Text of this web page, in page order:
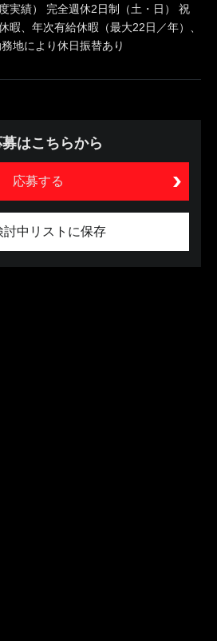
実績） 完全週休2日制（土・日） 祝
暇、年次有給休暇（最大22日／年）、
地により休日振替あり
募はこちらから
応募する
討中リストに保存